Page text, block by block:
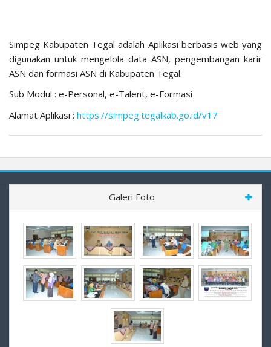
Simpeg Kabupaten Tegal adalah Aplikasi berbasis web yang
digunakan untuk mengelola data ASN, pengembangan karir
ASN dan formasi ASN di Kabupaten Tegal.
Sub Modul : e-Personal, e-Talent, e-Formasi
Alamat Aplikasi : https://simpeg.tegalkab.go.id/v17
Galeri Foto